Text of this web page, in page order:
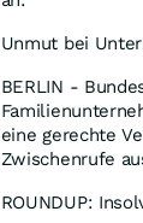
Unmut bei
BERLIN -
eine gerechte
Zwischenrufe
ROUNDUP: